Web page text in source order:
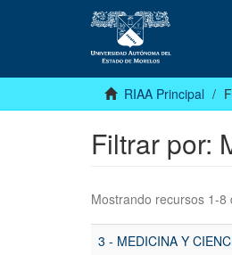
RIAA Principal
Filtrar por:
Mostrando recursos 1-8
3 - MEDICINA Y